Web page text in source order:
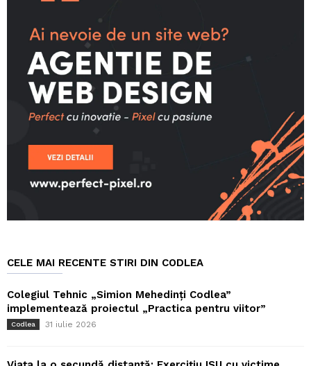
CELE MAI RECENTE STIRI DIN CODLEA
Colegiul Tehnic „Simion Mehedinți Codlea”
implementează proiectul „Practica pentru viitor”
Codlea 31 iulie 2026